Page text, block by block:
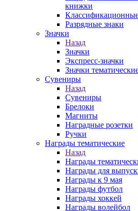
книжки
Разрядные знаки
Значки
Назад
Значки
Экспресс-значки
Значки
Сувениры
Назад
Сувениры
Брелоки
Магниты
Наградные розетки
Ручки
Награды тематические
Назад
Награды
Награды для
Награды к 9 мая
Награды футбол
Награды хоккей
Награды волейбол